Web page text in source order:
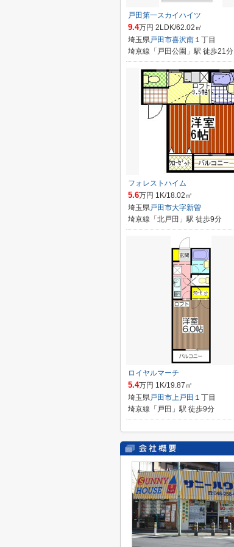
戸田第一スカイハイツ
9.4万円 2LDK/62.02㎡
埼玉県戸田市喜沢南 １丁目
埼京線「戸田公園」駅 徒歩21分
フォレストハイム
5.6万円 1K/18.02㎡
埼玉県戸田市大字新曽
埼京線「北戸田」駅 徒歩9分
ロイヤルマーチ
5.4万円 1K/19.87㎡
埼玉県戸田市上戸田 １丁目
埼京線「戸田」駅 徒歩9分